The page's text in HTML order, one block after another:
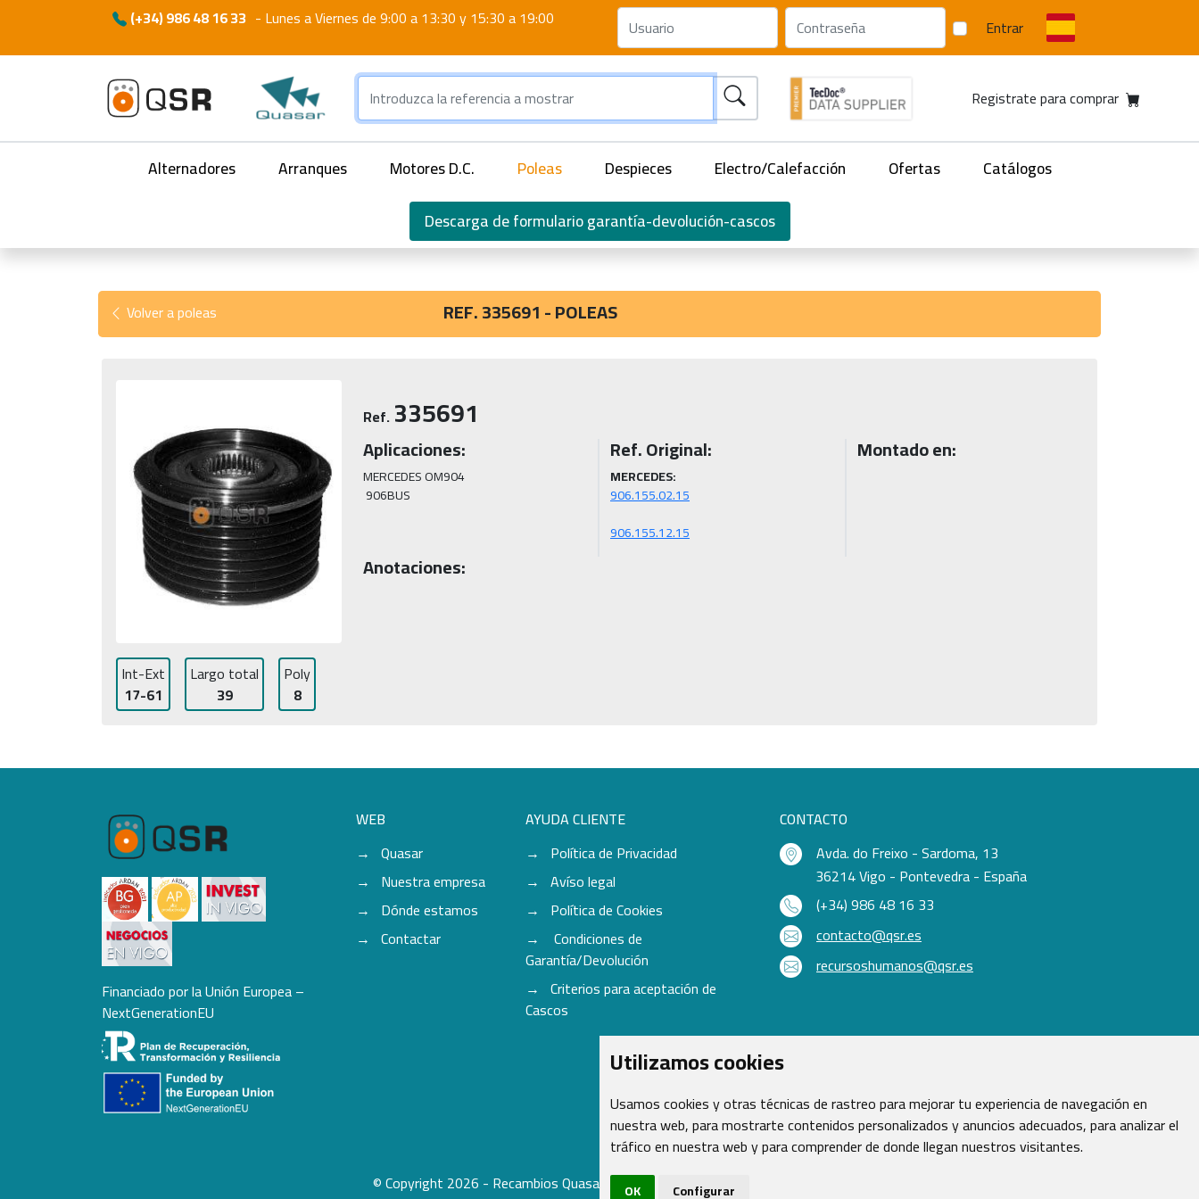
Utilizamos cookies
Usamos cookies y otras técnicas de rastreo para mejorar tu experiencia de navegación en
nuestra web, para mostrarte contenidos personalizados y anuncios adecuados, para analizar el
tráfico en nuestra web y para comprender de donde llegan nuestros visitantes.
OK Configurar
(+34) 986 48 16 33 - Lunes a Viernes de 9:00 a 13:30 y 15:30 a 19:00 Entrar
Registrate para comprar
Alternadores Arranques Motores D.C. Poleas Despieces Electro/Calefacción Ofertas
Catálogos
Descarga de formulario garantía-devolución-cascos
Volver a poleas REF. 335691 - POLEAS
Int-Ext
17-61
Largo total
39
Poly
8
Ref. 335691
Aplicaciones:
MERCEDES OM904
906BUS
Ref. Original:
MERCEDES:
906.155.02.15
906.155.12.15
Montado en:
Anotaciones:
Financiado por la Unión Europea –
NextGenerationEU
WEB
Quasar
Nuestra empresa
Dónde estamos
Contactar
AYUDA CLIENTE
Política de Privacidad
Avíso legal
Política de Cookies
Condiciones de
Garantía/Devolución
Criterios para aceptación de
Cascos
CONTACTO
Avda. do Freixo - Sardoma, 13
36214 Vigo - Pontevedra - España
(+34) 986 48 16 33
contacto@qsr.es
recursoshumanos@qsr.es
© Copyright 2026 - Recambios Quasar S.L. | Todos los derechos reservados